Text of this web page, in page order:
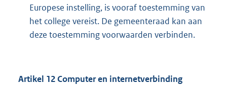
Europese instelling, is vooraf toestemming van
het college vereist. De gemeenteraad kan aan
deze toestemming voorwaarden verbinden.
Artikel 12Computer en internetverbinding